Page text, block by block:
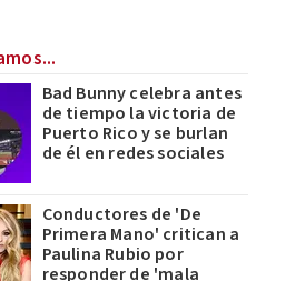
Bad Bunny celebra antes
de tiempo la victoria de
Puerto Rico y se burlan
de él en redes sociales
Conductores de 'De
Primera Mano' critican a
Paulina Rubio por
responder de 'mala